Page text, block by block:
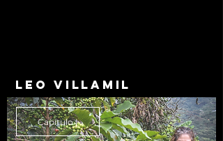
LEO VILLAMIL
Capítulo I